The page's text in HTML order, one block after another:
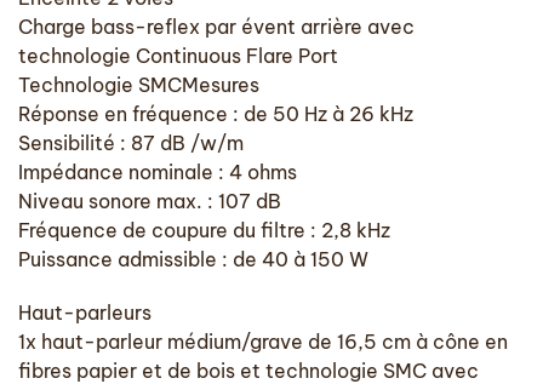
Charge bass-reflex par évent arrière avec
technologie Continuous Flare Port
Technologie SMCMesures
Réponse en fréquence : de 50 Hz à 26 kHz
Sensibilité : 87 dB /w/m
Impédance nominale : 4 ohms
Niveau sonore max. : 107 dB
Fréquence de coupure du filtre : 2,8 kHz
Puissance admissible : de 40 à 150 W
Haut-parleurs
1x haut-parleur médium/grave de 16,5 cm à cône en
fibres papier et de bois et technologie SMC avec